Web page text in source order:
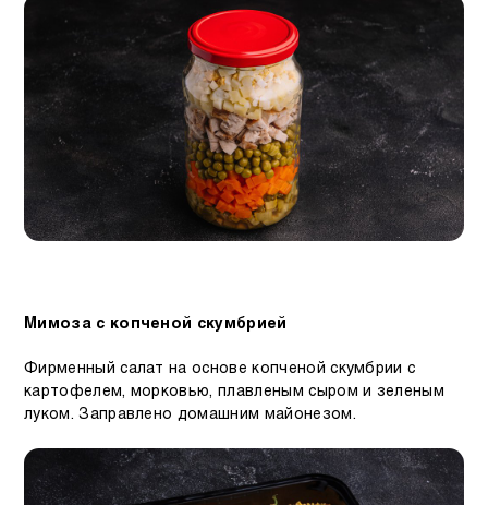
Мимоза с копченой скумбрией
Фирменный салат на основе копченой скумбрии с
картофелем, морковью, плавленым сыром и зеленым
луком. Заправлено домашним майонезом.